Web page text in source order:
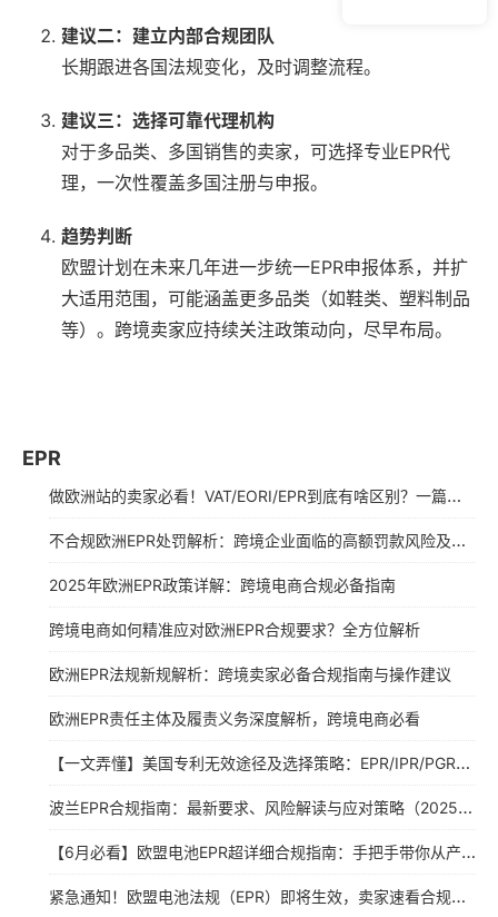
建议二：建立内部合规团队
长期跟进各国法规变化，及时调整流程。
建议三：选择可靠代理机构
对于多品类、多国销售的卖家，可选择专业EPR代
理，一次性覆盖多国注册与申报。
趋势判断
欧盟计划在未来几年进一步统一EPR申报体系，并扩
大适用范围，可能涵盖更多品类（如鞋类、塑料制品
等）。跨境卖家应持续关注政策动向，尽早布局。
EPR
做欧洲站的卖家必看！VAT/EORI/EPR到底有啥区别？一篇讲透
不合规欧洲EPR处罚解析：跨境企业面临的高额罚款风险及应对策略
2025年欧洲EPR政策详解：跨境电商合规必备指南
跨境电商如何精准应对欧洲EPR合规要求？全方位解析
欧洲EPR法规新规解析：跨境卖家必备合规指南与操作建议
欧洲EPR责任主体及履责义务深度解析，跨境电商必看
【一文弄懂】美国专利无效途径及选择策略：EPR/IPR/PGR行政途径、联邦法院司法途径
波兰EPR合规指南：最新要求、风险解读与应对策略（2025年更新）
【6月必看】欧盟电池EPR超详细合规指南：手把手带你从产品合规到注册号查询！
紧急通知！欧盟电池法规（EPR）即将生效，卖家速看合规指南！